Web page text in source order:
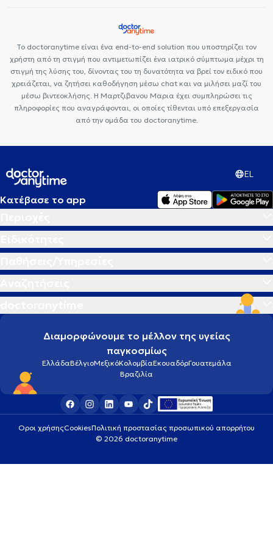
Το doctoranytime είναι ένα end-to-end solution που υποστηρίζει τον
χρήστη από τη στιγμή που αντιμετωπίζει ένα ιατρικό σύμπτωμα μέχρι τη
στιγμή της λύσης του, δίνοντας του τη δυνατότητα να βρεί τον ειδικό που
χρειάζεται, να ζητήσει καθοδήγηση μέσω chat και να μιλήσει μαζί του
μέσω βιντεοκλήσης. Η Μαρτζιβανου Μαρια έχει συμπληρώσει τις
πληροφορίες που αναγράφονται, οι οποίες τίθενται υπό επεξεργασία
από την ομάδα του doctoranytime.
EL
Κατέβασε το app
Διαμορφώνουμε το μέλλον της υγείας
παγκοσμίως
ΕλλάδαΒέλγιοΜεξικόΚολομβίαΕκουαδόρΓουατεμάλα
Βραζιλία
Οροι χρήσηςCookiesΠολιτική προστασίας προσωπικού απορρήτου
© 2026 doctoranytime